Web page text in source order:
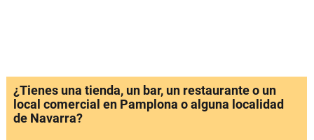
¿Tienes una tienda, un bar, un restaurante o un
local comercial en Pamplona o alguna localidad
de Navarra?